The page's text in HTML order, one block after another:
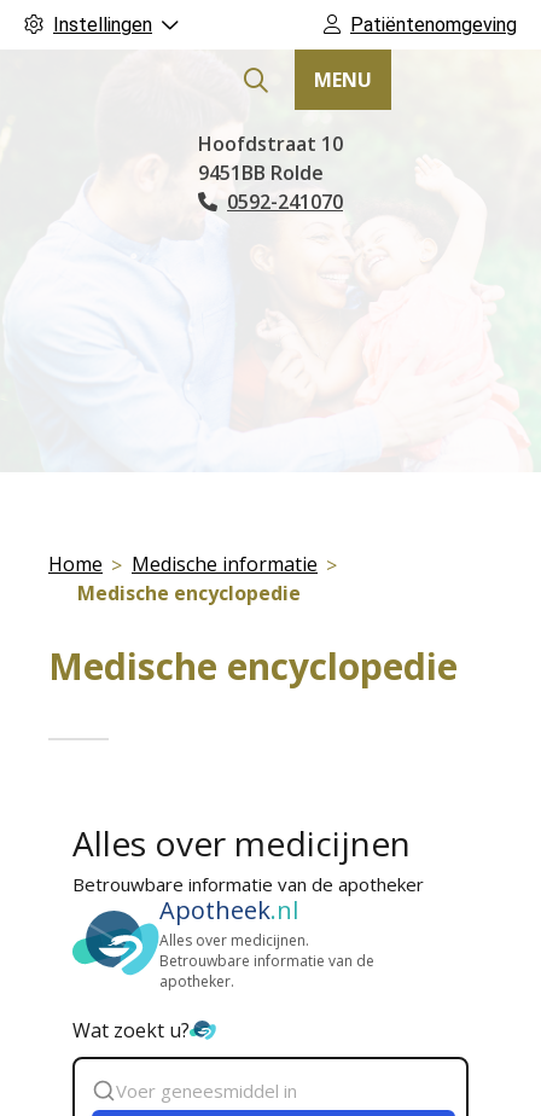
Instellingen Patiëntenomgeving
Hoofdmenu
MENU
Hoofdstraat 10
9451BB Rolde
Tel:
0592-241070
Home
Medische informatie
Medische encyclopedie
Medische encyclopedie
Alles over medicijnen
Betrouwbare informatie van de apotheker
Apotheek.nl
Alles over medicijnen.
Betrouwbare informatie van de
apotheker.
Wat zoekt u?
Zoek
geneesmiddel